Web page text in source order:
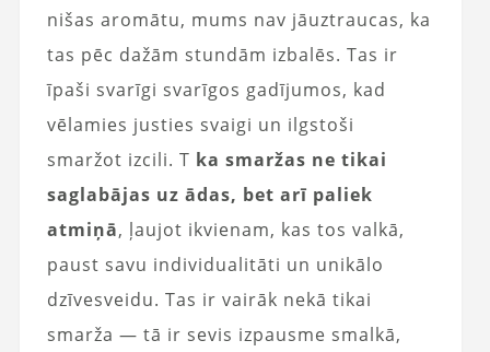
nišas aromātu, mums nav jāuztraucas, ka
tas pēc dažām stundām izbalēs. Tas ir
īpaši svarīgi svarīgos gadījumos, kad
vēlamies justies svaigi un ilgstoši
smaržot izcili. T ka smaržas ne tikai
saglabājas uz ādas, bet arī paliek
atmiņā, ļaujot ikvienam, kas tos valkā,
paust savu individualitāti un unikālo
dzīvesveidu. Tas ir vairāk nekā tikai
smarža — tā ir sevis izpausme smalkā,